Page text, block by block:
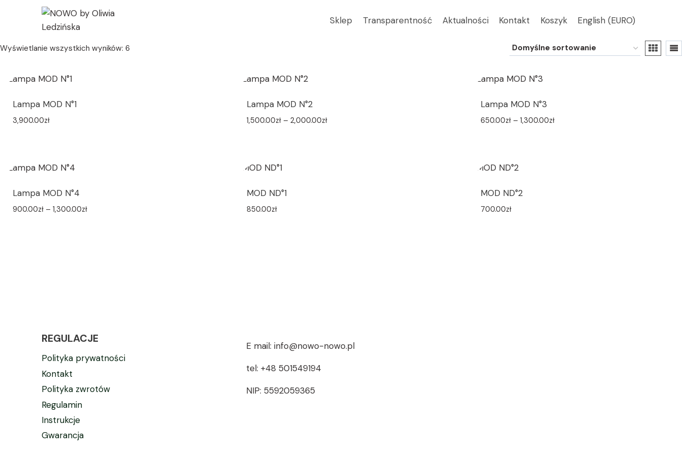
Sklep Transparentność Aktualności Kontakt Koszyk English (EURO)
Wyświetlanie wszystkich wyników: 6
Lampa MOD N°1
3,900.00zł
Lampa MOD N°2
1,500.00zł – 2,000.00zł
Lampa MOD N°3
650.00zł – 1,300.00zł
Lampa MOD N°4
900.00zł – 1,300.00zł
MOD ND°1
850.00zł
MOD ND°2
700.00zł
REGULACJE
Polityka prywatności
Kontakt
Polityka zwrotów
Regulamin
Instrukcje
Gwarancja
E mail: info@nowo-nowo.pl
tel: +48 501549194
NIP: 5592059365